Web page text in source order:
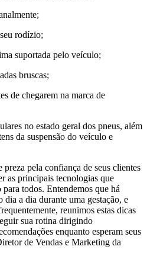
rodízio;
suportada pelo veículo;
bruscas;
chegarem na marca de
no estado geral dos pneus, além
da suspensão do veículo e
pela confiança de seus clientes
as principais tecnologias que
todos. Entendemos que há
dia a dia durante uma gestação, e
reunimos estas dicas
sua rotina dirigindo
enquanto esperam seus
de Vendas e Marketing da